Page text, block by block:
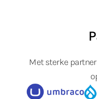
Met sterke